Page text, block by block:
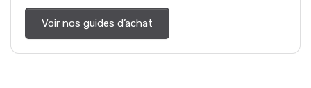
Voir nos guides d’achat